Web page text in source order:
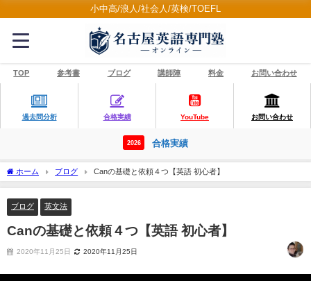
小中高/浪人/社会人/英検/TOEFL
TOP 参考書 ブログ 講師陣 料金 お問い合わせ
過去問分析 合格実績 YouTube お問い合わせ
2026 合格実績
ホーム ブログ Canの基礎と依頼４つ【英語 初心者】
ブログ 英文法
Canの基礎と依頼４つ【英語 初心者】
2020年11月25日 2020年11月25日